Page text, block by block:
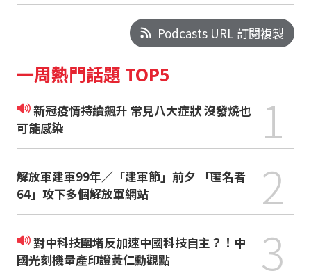
Podcasts URL 訂閱複製
一周熱門話題 TOP5
新冠疫情持續飆升 常見八大症狀 沒發燒也
可能感染
1
解放軍建軍99年／「建軍節」前夕 「匿名者
64」攻下多個解放軍網站
2
對中科技圍堵反加速中國科技自主？！中
國光刻機量產印證黃仁勳觀點
3